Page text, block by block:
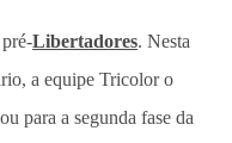
Libertadores. Nesta
a equipe Tricolor o
para a segunda fase da